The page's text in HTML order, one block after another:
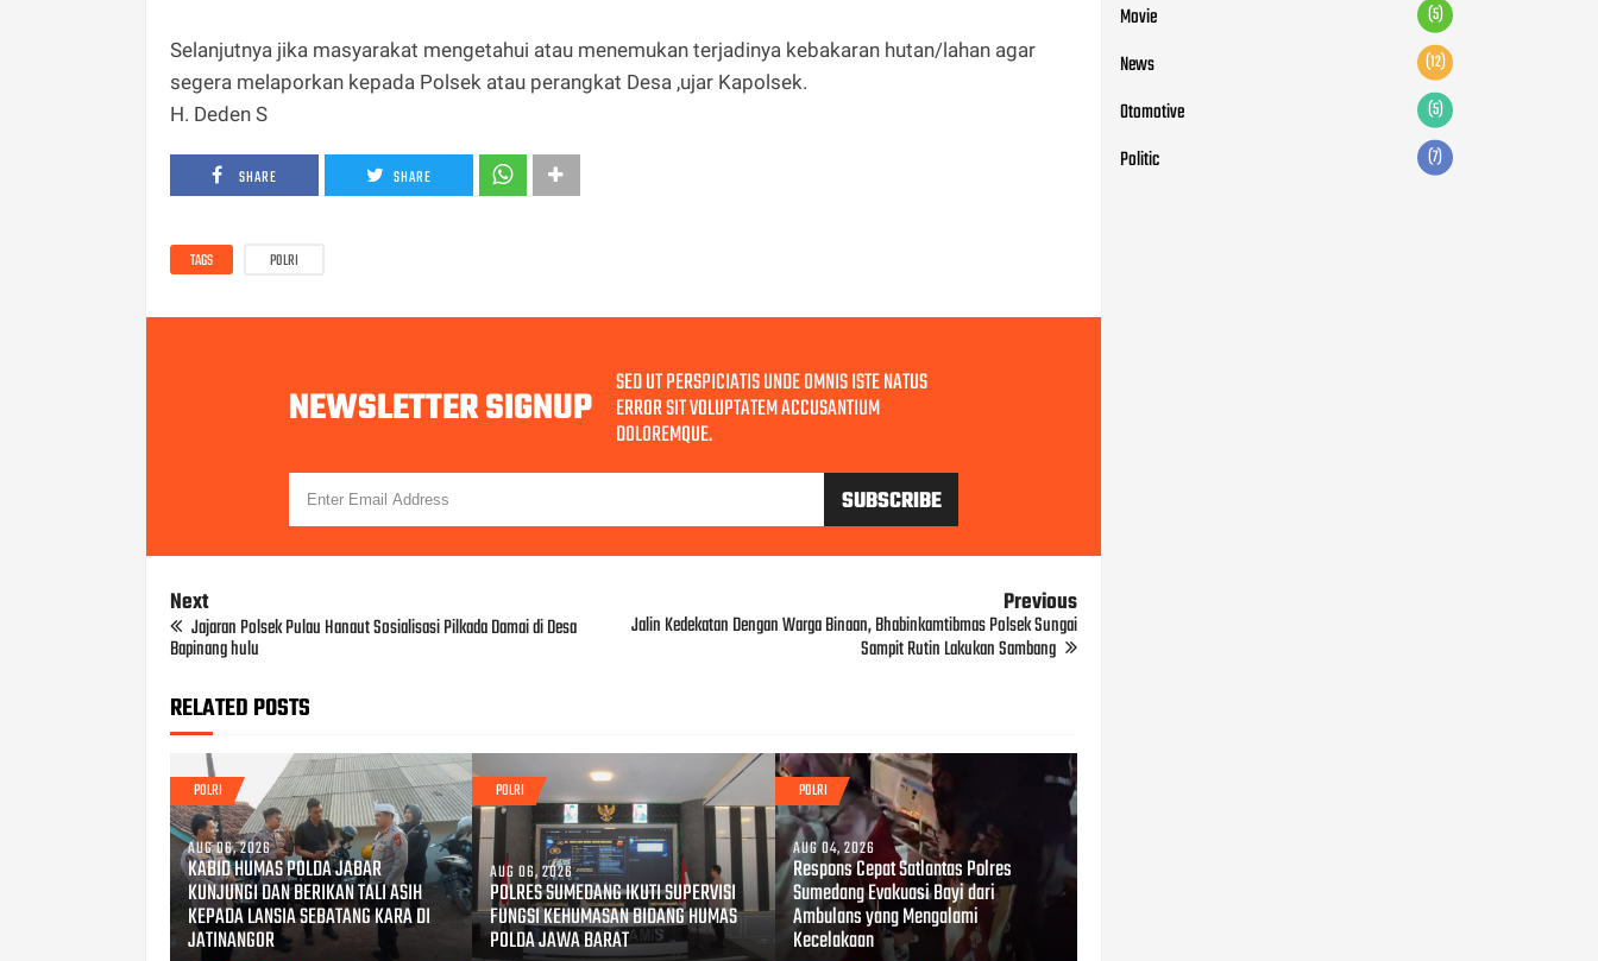
Selanjutnya jika masyarakat mengetahui atau menemukan terjadinya kebakaran hutan/lahan agar
segera melaporkan kepada Polsek atau perangkat Desa ,ujar Kapolsek.
H. Deden S
SHARE SHARE
TAGS POLRI
NEWSLETTER SIGNUP SED UT PERSPICIATIS UNDE OMNIS ISTE NATUS
ERROR SIT VOLUPTATEM ACCUSANTIUM
DOLOREMQUE.
Next
Jajaran Polsek Pulau Hanaut Sosialisasi Pilkada Damai di Desa
Bapinang hulu
Previous
Jalin Kedekatan Dengan Warga Binaan, Bhabinkamtibmas Polsek Sungai
Sampit Rutin Lakukan Sambang
RELATED POSTS
POLRI
AUG 06, 2026
KABID HUMAS POLDA JABAR
KUNJUNGI DAN BERIKAN TALI ASIH
KEPADA LANSIA SEBATANG KARA DI
JATINANGOR
POLRI
AUG 06, 2026
POLRES SUMEDANG IKUTI SUPERVISI
FUNGSI KEHUMASAN BIDANG HUMAS
POLDA JAWA BARAT
POLRI
AUG 04, 2026
Respons Cepat Satlantas Polres
Sumedang Evakuasi Bayi dari
Ambulans yang Mengalami
Kecelakaan
Movie (5)
News (12)
Otomotive (5)
Politic (7)